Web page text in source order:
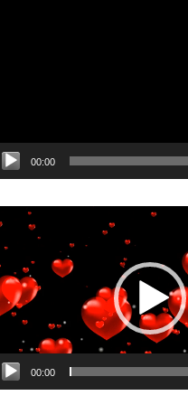
00:00
00:00